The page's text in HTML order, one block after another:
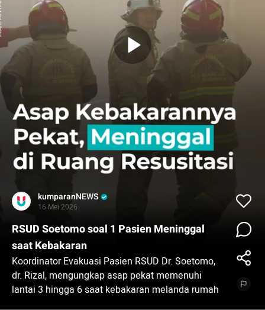
kumparanNEWS
16 Mei 2026
RSUD Soetomo soal 1 Pasien Meninggal
saat Kebakaran
Koordinator Evakuasi Pasien RSUD Dr. Soetomo,
dr. Rizal, mengungkap asap pekat memenuhi
lantai 3 hingga 6 saat kebakaran melanda rumah